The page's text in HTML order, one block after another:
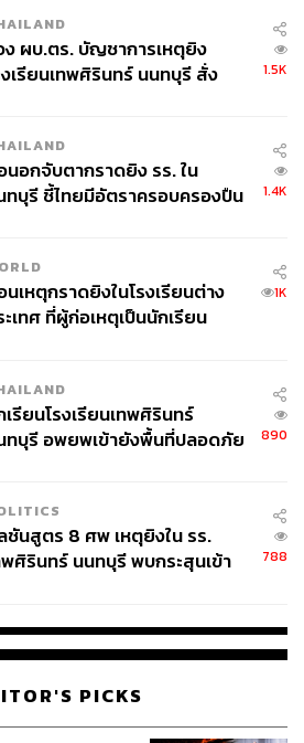
THE AUTHOR
ะลองยุทธ ผงงอย
ง ผบ.ตร. บัญชาการเหตุยิง
เรียนเทพศิรินทร์ นนทบุรี สั่ง
1.5K
นอกจับตากราดยิง รร. ใน
ทบุรี ชี้ไทยมีอัตราครอบครองปืน
1.4K
นเหตุกราดยิงในโรงเรียนต่าง
ะเทศ ที่ผู้ก่อเหตุเป็นนักเรียน
1K
เรียนโรงเรียนเทพศิรินทร์
ทบุรี อพยพเข้ายังพื้นที่ปลอดภัย
890
ชันสูตร 8 ศพ เหตุยิงใน รร.
พศิรินทร์ นนทบุรี พบกระสุนเข้า
788
PICKS